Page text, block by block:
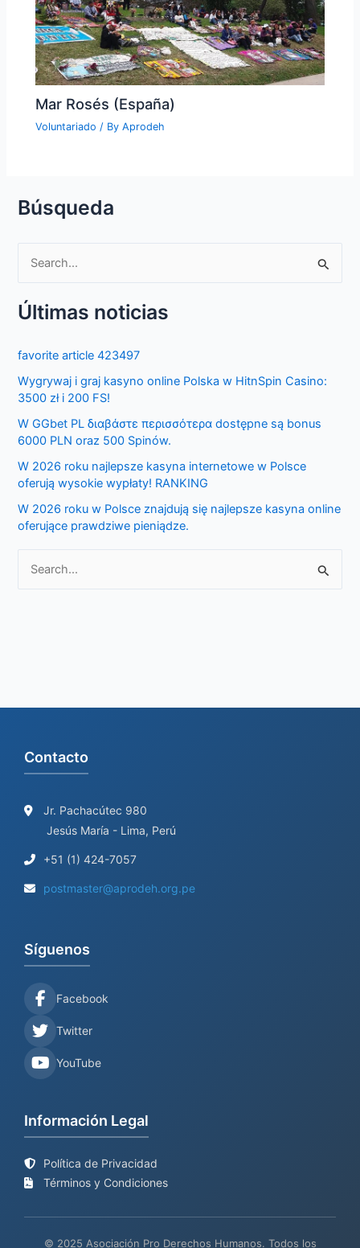
Mar Rosés (España)
Voluntariado / ByAprodeh
Búsqueda
a
c
h
f
o
Últimas noticias
favorite article 423497
Wygrywaj i graj kasyno online Polska w HitnSpin Casino:
3500 zł i 200 FS!
W GGbet PL διαβάστε περισσότερα dostępne są bonus
6000 PLN oraz 500 Spinów.
W 2026 roku najlepsze kasyna internetowe w Polsce
oferują wysokie wypłaty! RANKING
W 2026 roku w Polsce znajdują się najlepsze kasyna online
oferujące prawdziwe pieniądze.
f
Contacto
Jr. Pachacútec 980
Jesús María - Lima, Perú
+51 (1) 424-7057
postmaster@aprodeh.org.pe
Síguenos
Facebook
Twitter
YouTube
Información Legal
Política de Privacidad
Términos y Condiciones
© 2025 Asociación Pro Derechos Humanos. Todos los